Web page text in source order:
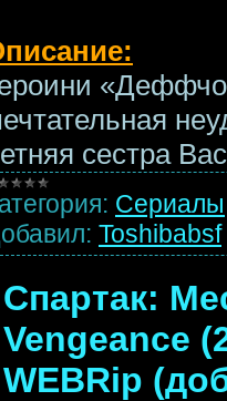
сестра
Сериалы
Toshibabsf
Спартак:
Vengeance
WEBRip